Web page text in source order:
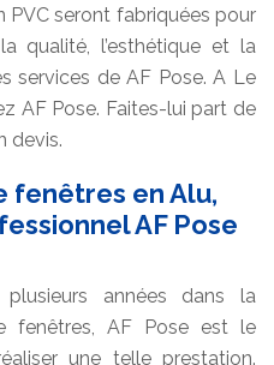
PVC seront fabriquées pour
qualité, l’esthétique et la
services de AF Pose. A Le
AF Pose. Faites-lui part de
devis.
fenêtres en Alu,
AF Pose
années dans la
fenêtres, AF Pose est le
une telle prestation.